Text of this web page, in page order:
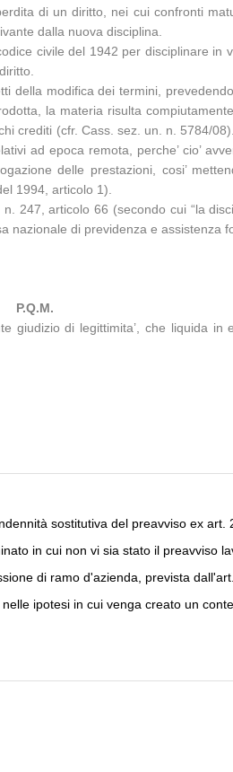
di un diritto, nei cui confronti
dalla nuova disciplina.
civile del 1942 per disciplinare
della modifica dei termini,
la materia risulta
(cfr. Cass. sez. un. n. 5784/
ad epoca remota, perche’ cio’
delle prestazioni, cosi’
1994, articolo 1).
247, articolo 66 (secondo cui “la
di previdenza e assistenza
P.Q.M.
di legittimita’, che liquida
sostitutiva del preavviso ex
in cui non vi sia stato il preavviso
di ramo d'azienda, prevista
ipotesi in cui venga creato un